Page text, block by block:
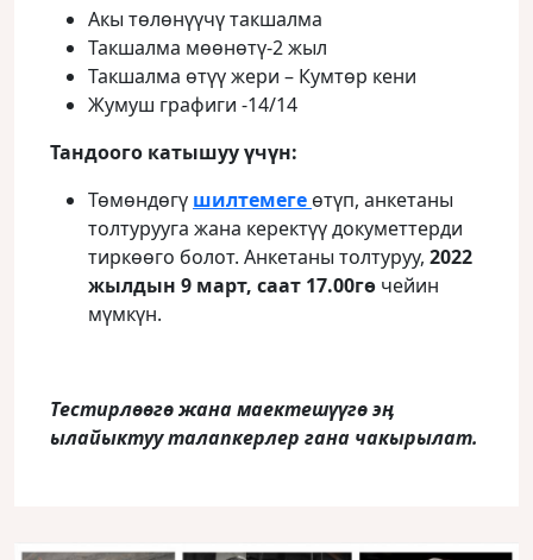
Акы төлөнүүчү такшалма
Такшалма мөөнөтү-2 жыл
Такшалма өтүү жери – Кумтөр кени
Жумуш графиги -14/14
Тандоого катышуу үчүн:
Төмөндөгү шилтемеге өтүп, анкетаны
толтурууга жана керектүү докуметтерди
тиркөөго болот. Анкетаны толтуруу, 2022
жылдын 9 март, саат 17.00гө чейин
мүмкүн.
Тестирлөөгө жана маектешүүгө эӊ
ылайыктуу талапкерлер гана чакырылат.